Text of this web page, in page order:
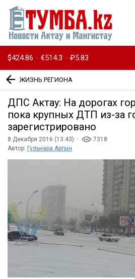
$424.86 · €514.3 · ₽5.83
ЖИЗНЬ РЕГИОНА
ДПС Актау: На дорогах
пока крупных ДТП из-за
зарегистрировано
8 Декабря 2016 (13:43) ·
7318
Автор: Гульнара Аргын